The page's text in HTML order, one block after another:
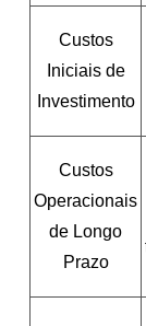
Custos
Iniciais de
Investimento
Custos
Operacionais
de Longo
Prazo